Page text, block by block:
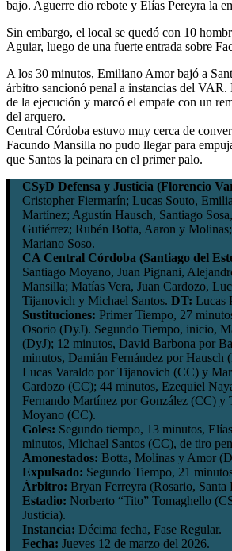
bajo. Aguerre dio rebote y Elías Pereyra la
Sin embargo, el local se quedó con 10
Aguiar, luego de una fuerte entrada sobre
A los 30 minutos, Emiliano Amor bajó a
árbitro sancionó penal a instancias del VAR.
de la ejecución y marcó el empate con un
del arquero.
Central Córdoba estuvo muy cerca de
Facundo Mansilla no pudo llegar para
que Santos la peinara en el primer palo.
CSyD Defensa y Justicia (Florencio
Cristopher Fiermarín; Lucas Souto,
Martínez; Agustín Hausch, Santiago
Gutiérrez; Rubén Botta, Aaron y
Mariano Soso.
CA Central Córdoba (Santiago del
Santiago Moyano, Juan Pignani,
Mansilla; Matías Vera, Juan Cardozo,
Tijanovich y Michael Santos. DT: Lucas
Sustituciones: Primer Tiempo, 27
Osorio (DyJ). Segundo Tiempo, inicio,
(DyJ); 12 minutos, David Barbona por
minutos, Damián Fernández por Hausch
Lucas Varaldo por Tijanovich (CC) y
Cardozo (CC); 44 minutos, Ezequiel
Fernando Martínez por González (CC) y
Moyano (CC).
Goles: Segundo tiempo, 13 minutos,
minutos, Michael Santos (CC), de tiro
Amonestados: Botta, Molinas y Amor
Expulsado: Segundo Tiempo, 21
Árbitro: Bryan Ferreyra (Rosario, Santa
Estadio: Norberto “Tito” Tomaghello
Justicia).
Instancia: Décima fecha, Fase Regular.
Fecha: Jueves 12 de marzo del 2026.